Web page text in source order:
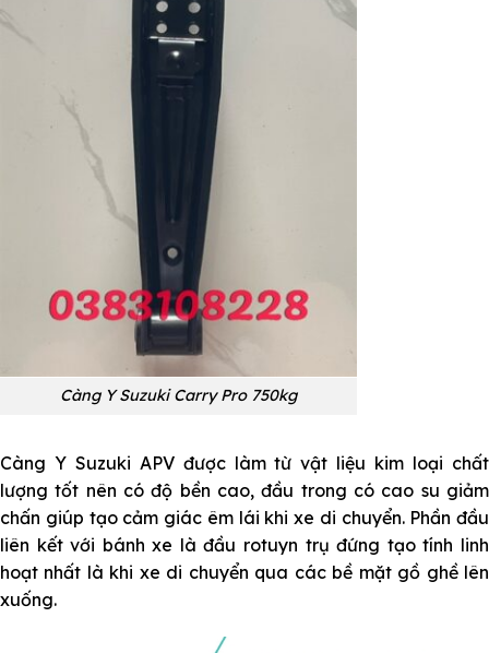
Càng Y Suzuki Carry Pro 750kg
Càng Y Suzuki APV được làm từ vật liệu kim loại chất
lượng tốt nên có độ bền cao, đầu trong có cao su giảm
chấn giúp tạo cảm giác êm lái khi xe di chuyển. Phần đầu
liên kết với bánh xe là đầu rotuyn trụ đứng tạo tính linh
hoạt nhất là khi xe di chuyển qua các bề mặt gồ ghề lên
xuống.